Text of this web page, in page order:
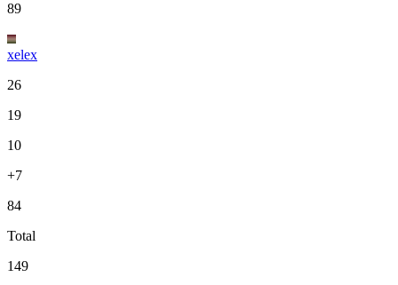
89
xelex
26
19
10
+7
84
Total
149